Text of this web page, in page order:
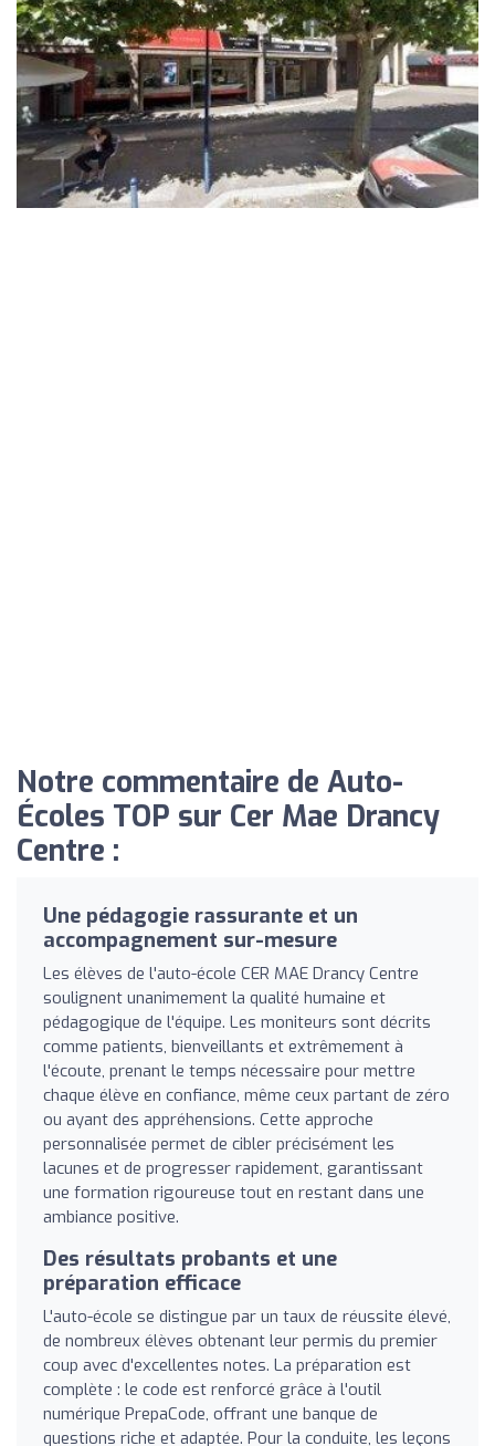
Notre commentaire de Auto-
Écoles TOP sur Cer Mae Drancy
Centre :
Une pédagogie rassurante et un
accompagnement sur-mesure
Les élèves de l'auto-école CER MAE Drancy Centre
soulignent unanimement la qualité humaine et
pédagogique de l'équipe. Les moniteurs sont décrits
comme patients, bienveillants et extrêmement à
l'écoute, prenant le temps nécessaire pour mettre
chaque élève en confiance, même ceux partant de zéro
ou ayant des appréhensions. Cette approche
personnalisée permet de cibler précisément les
lacunes et de progresser rapidement, garantissant
une formation rigoureuse tout en restant dans une
ambiance positive.
Des résultats probants et une
préparation efficace
L'auto-école se distingue par un taux de réussite élevé,
de nombreux élèves obtenant leur permis du premier
coup avec d'excellentes notes. La préparation est
complète : le code est renforcé grâce à l'outil
numérique PrepaCode, offrant une banque de
questions riche et adaptée. Pour la conduite, les leçons